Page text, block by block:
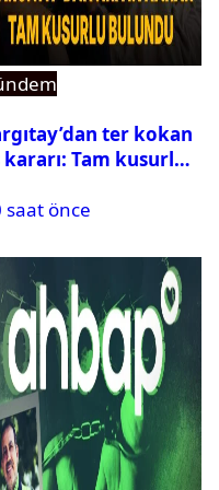
ter kokan
kararı: Tam kusurlu
saat önce